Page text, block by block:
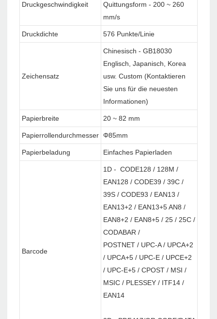
Druckgeschwindigkeit
Quittungsform - 200 ~ 260
mm/s
Druckdichte 576 Punkte/Linie
Zeichensatz
Chinesisch - GB18030
Englisch, Japanisch, Korea
usw. Custom (Kontaktieren
Sie uns für die neuesten
Informationen)
Papierbreite 20 ~ 82 mm
Papierrollendurchmesser Φ85mm
Papierbeladung Einfaches Papierladen
Barcode
1D - CODE128 / 128M /
EAN128 / CODE39 / 39C /
39S / CODE93 / EAN13 /
EAN13+2 / EAN13+5 AN8 /
EAN8+2 / EAN8+5 / 25 / 25C /
CODABAR /
POSTNET / UPC-A / UPCA+2
/ UPCA+5 / UPC-E / UPCE+2
/ UPC-E+5 / CPOST / MSI /
MSIC / PLESSEY / ITF14 /
EAN14